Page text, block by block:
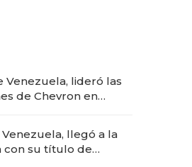
Venezuela, lideró las
de Chevron en
llegó a la
con su título de